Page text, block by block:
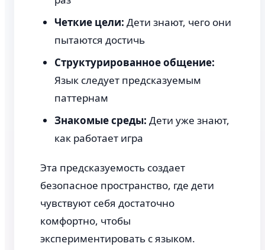
Четкие цели: Дети знают, чего они
пытаются достичь
Структурированное общение:
Язык следует предсказуемым
паттернам
Знакомые среды: Дети уже знают,
как работает игра
Эта предсказуемость создает
безопасное пространство, где дети
чувствуют себя достаточно
комфортно, чтобы
экспериментировать с языком.